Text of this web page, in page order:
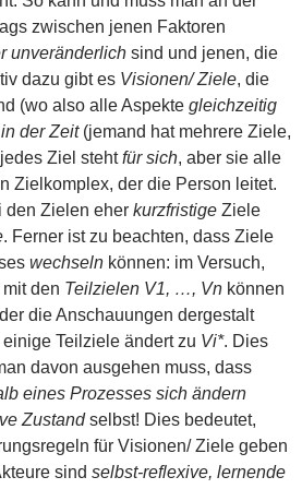
zwischen jenen Faktoren
unveränderlich sind und jenen, die
dazu gibt es Visionen/ Ziele, die
(wo also alle Aspekte gleichzeitig
der Zeit(jemand hat mehrere Ziele,
Ziel stehtfür sich, aber sie alle
Zielkomplex, der die Person leitet.
den Zielen eher kurzfristige Ziele
. Ferner ist zu beachten, dass Ziele
wechseln können: im Versuch,
den Teilzielen V1, …, Vn können
die Anschauungen dergestalt
Teilziele ändert zu Vi*. Dies
davon ausgehen muss, dass
eines Prozesses sich ändern
Zustandselbst! Dies bedeutet,
für Visionen/ Ziele geben
sind selbst-reflexive, lernende